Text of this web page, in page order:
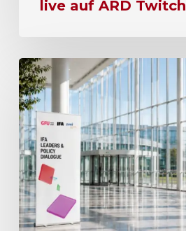
live auf ARD Twitch